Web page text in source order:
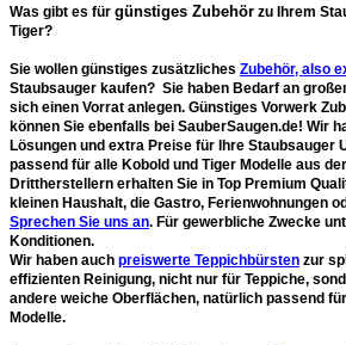
Was gibt es für günstiges Zubehör zu Ihrem
Tiger?
Sie wollen günstiges zusätzliches Zubehör, also
Staubsauger kaufen? Sie haben Bedarf an
sich einen Vorrat anlegen. Günstiges Vorwerk
können Sie ebenfalls bei SauberSaugen.de! Wir
Lösungen und extra Preise für Ihre Staubsauger
passend für alle Kobold und Tiger Modelle aus
Drittherstellern erhalten Sie in Top Premium
kleinen Haushalt, die Gastro, Ferienwohnungen
Sprechen Sie uns an. Für gewerbliche Zwecke
Konditionen.
Wir haben auch preiswerte Teppichbürsten zur
effizienten Reinigung, nicht nur für Teppiche,
andere weiche Oberflächen, natürlich passend
Modelle.